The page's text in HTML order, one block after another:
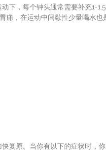
下，每个钟头通常需要补充1-
痛，在运动中间歇性少量喝水也
复原。当你有以下的症状时，